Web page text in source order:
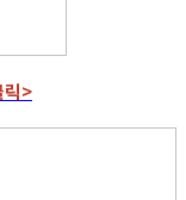
릭>